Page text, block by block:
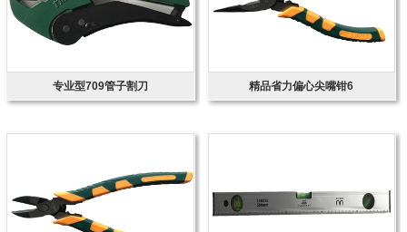
专业型709管子割刀 精品省力偏心尖嘴钳6